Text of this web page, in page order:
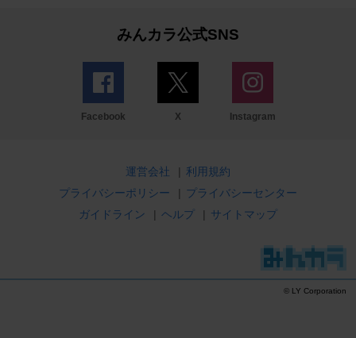
みんカラ公式SNS
Facebook X Instagram
運営会社 | 利用規約
プライバシーポリシー
| プライバシーセンター
ガイドライン
| ヘルプ | サイトマップ
© LY Corporation